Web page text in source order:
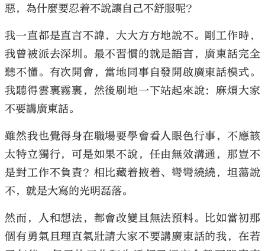
惡，為什麼要忍着不說讓自己不舒服呢？
我一直都是直言不諱，大大方方地說不。剛工作時，
我曾被派去深圳。最不習慣的就是語言，廣東話完全
聽不懂。有次開會，當地同事自發開啟廣東話模式。
我聽得雲裏霧裏，然後刷地一下站起來說：麻煩大家
不要講廣東話。
雖然我也覺得身在職場要學會看人眼色行事，不應該
太特立獨行，可是如果不說，任由無效溝通，那豈不
是對工作不負責？相比藏着掖着、彎彎繞繞，坦蕩說
不，就是大寫的光明磊落。
然而，人和想法，都會改變且無法預料。比如當初那
個有勇氣且理直氣壯請大家不要講廣東話的我，在若